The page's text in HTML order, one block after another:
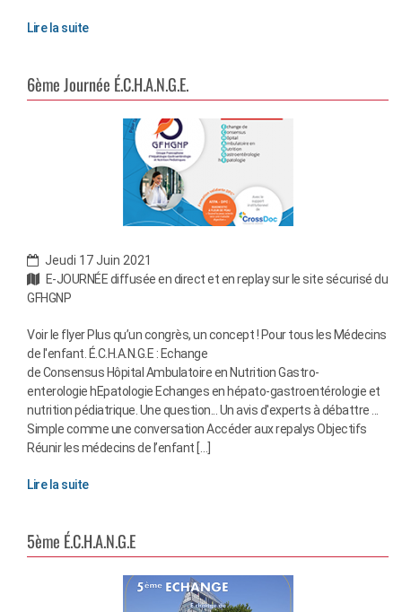
Lire la suite
6ème Journée É.C.H.A.N.G.E.
Jeudi 17 Juin 2021
E-JOURNÉE diffusée en direct et en replay sur le site sécurisé du
GFHGNP
Voir le flyer Plus qu’un congrès, un concept ! Pour tous les Médecins
de l'enfant. É.C.H.A.N.G.E : Echange
de Consensus Hôpital Ambulatoire en Nutrition Gastro-
enterologie hEpatologie Echanges en hépato-gastroentérologie et
nutrition pédiatrique. Une question... Un avis d'experts à débattre ...
Simple comme une conversation Accéder aux repalys Objectifs
Réunir les médecins de l’enfant […]
Lire la suite
5ème É.C.H.A.N.G.E